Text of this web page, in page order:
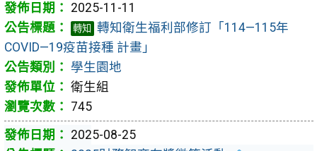
2025-11-11
轉知
轉知衛生福利部修訂「114—115年
COVID—19疫苗接種 計畫」
學生園地
衛生組
745
2025-08-25